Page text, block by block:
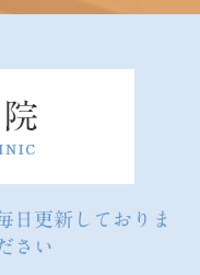
日更新しておりま
さい